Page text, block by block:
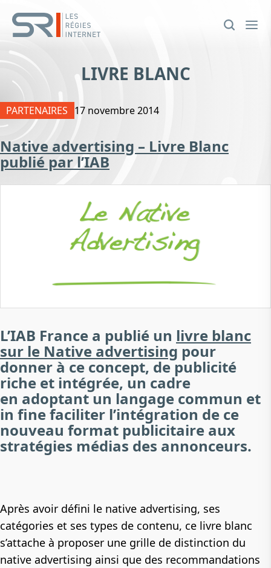
LIVRE BLANC
PARTENAIRES 17 novembre 2014
Native advertising – Livre Blanc
publié par l’IAB
L’IAB France a publié un livre blanc
sur le Native advertising pour
donner à ce concept, de publicité
riche et intégrée, un cadre
en adoptant un langage commun et
in fine faciliter l’intégration de ce
nouveau format publicitaire aux
stratégies médias des annonceurs.
Après avoir défini le native advertising, ses
catégories et ses types de contenu, ce livre blanc
s’attache à proposer une grille de distinction du
native advertising ainsi que des recommandations